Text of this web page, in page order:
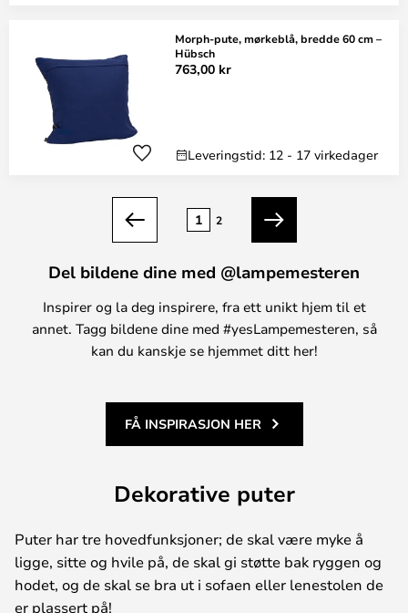
Morph-pute, mørkeblå, bredde 60 cm –
Hübsch
763,00 kr
Leveringstid: 12 - 17 virkedager
Forrige
1 2
Neste
Del bildene dine med @lampemesteren
Inspirer og la deg inspirere, fra ett unikt hjem til et
annet. Tagg bildene dine med #yesLampemesteren, så
kan du kanskje se hjemmet ditt her!
FÅ INSPIRASJON HER
Dekorative puter
Puter har tre hovedfunksjoner; de skal være myke å
ligge, sitte og hvile på, de skal gi støtte bak ryggen og
hodet, og de skal se bra ut i sofaen eller lenestolen de
er plassert på!